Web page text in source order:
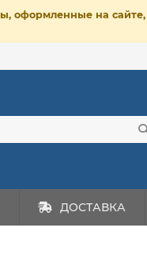
оформленные на
ДОСТАВКА